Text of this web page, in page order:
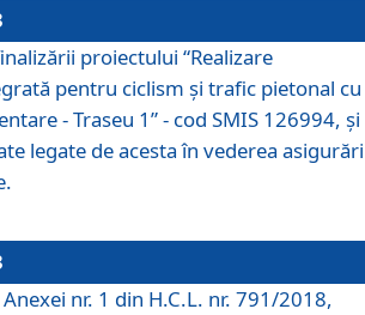
proiectului “Realizare
pentru ciclism şi trafic pietonal cu
- Traseu 1” - cod SMIS 126994, și
legate de acesta în vederea
nr. 1 din H.C.L. nr. 791/2018,